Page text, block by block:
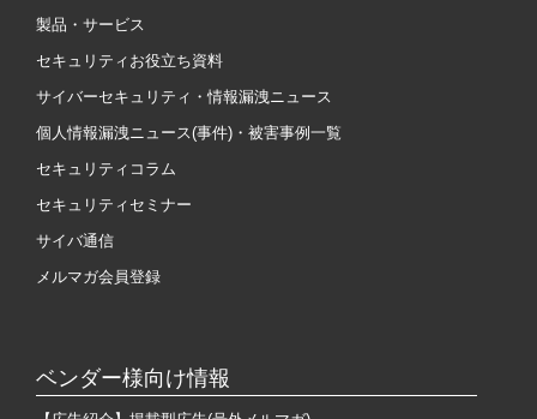
製品・サービス
セキュリティお役立ち資料
サイバーセキュリティ・情報漏洩ニュース
個人情報漏洩ニュース(事件)・被害事例一覧
セキュリティコラム
セキュリティセミナー
サイバ通信
メルマガ会員登録
ベンダー様向け情報